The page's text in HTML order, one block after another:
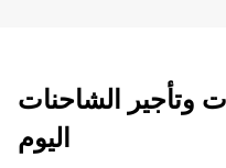
وتأجير الشاحنات
اليوم